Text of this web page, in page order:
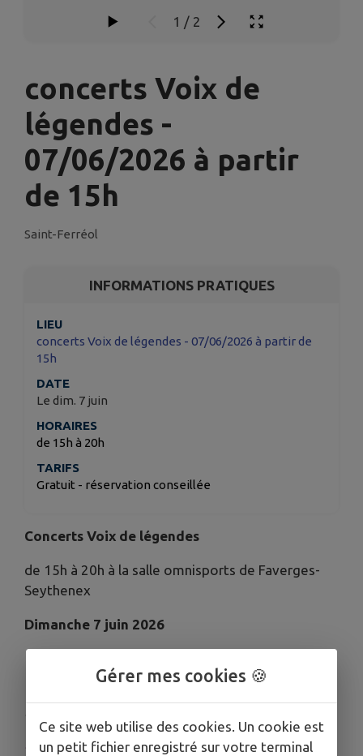
1 / 2
concerts Voix de
légendes -
07/06/2026 à partir
de 15h
Saint-Ferréol
INFORMATIONS PRATIQUES
LIEU
concerts Voix de légendes - 07/06/2026 à partir de
15h
DATE
Le dim. 7 juin
HORAIRES
de 15h à 20h
TARIFS
Gratuit - réservation conseillée
Concerts Voix de légendes
de 15h à 20h à la salle omnisports de Faverges-
Seythenex
Dimanche 7 juin 2026
- 15h : ouverture par les orchestres d'élèves
Gérer mes cookies 🍪
Ce site web utilise des cookies. Un cookie est
un petit fichier enregistré sur votre terminal